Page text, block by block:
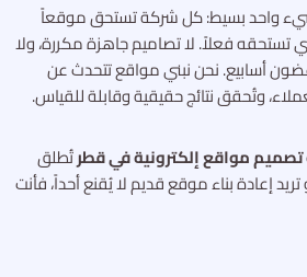
واحد بسيط: كل شركة تستحق موقعاً
تستحقه فعلاً. لا تصاميم جاهزة مكررة، ولا
أسابيع. نحن نبني مواقع تتحدث عن
وتُحقق نتائج حقيقية وقابلة للقياس.
مواقع إلكترونية في قطرتُطلق
إعادة بناء موقع قديم لا يُقنع أحداً، فأنت